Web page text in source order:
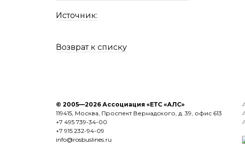
Источник:
Возврат к списку
© 2005—2026 Ассоциация «ЕТС «АЛС»
119415, Москва, Проспект Вернадского, д. 39, офис 613
+7 495 739-34-00
+7 915 232-94-09
info@rosbuslines.ru